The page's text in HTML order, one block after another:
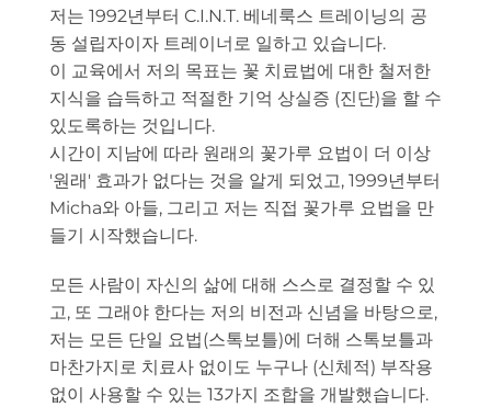
저는 1992년부터 C.I.N.T. 베네룩스 트레이닝의 공
동 설립자이자 트레이너로 일하고 있습니다.
이 교육에서 저의 목표는 꽃 치료법에 대한 철저한
지식을 습득하고 적절한 기억 상실증 (진단)을 할 수
있도록하는 것입니다.
시간이 지남에 따라 원래의 꽃가루 요법이 더 이상
'원래' 효과가 없다는 것을 알게 되었고, 1999년부터
Micha와 아들, 그리고 저는 직접 꽃가루 요법을 만
들기 시작했습니다.
모든 사람이 자신의 삶에 대해 스스로 결정할 수 있
고, 또 그래야 한다는 저의 비전과 신념을 바탕으로,
저는 모든 단일 요법(스톡보틀)에 더해 스톡보틀과
마찬가지로 치료사 없이도 누구나 (신체적) 부작용
없이 사용할 수 있는 13가지 조합을 개발했습니다.